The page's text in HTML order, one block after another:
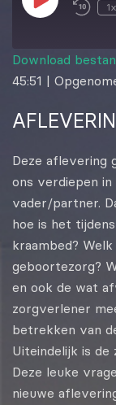
1x
DELEN
LINK
Download
45:51 |
Deze aflevering
ons verdiepen
vader/partner.
hoe is het
kraambed?
geboortezorg?
en ook de wat
zorgverlener
betrekken van
Uiteindelijk is de
Deze leuke
nieuwe